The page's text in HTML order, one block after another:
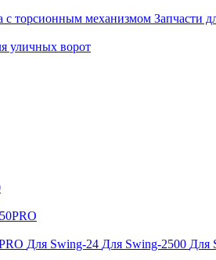
с торсионным механизмом Запчасти
уличных ворот
Для Swing-24 Для Swing-2500 Для